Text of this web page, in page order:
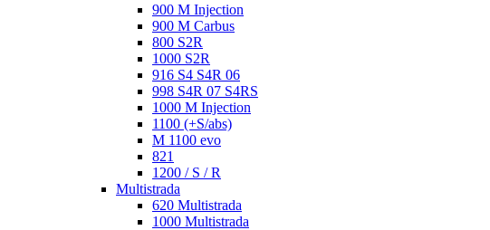
900 M Injection
900 M Carbus
800 S2R
1000 S2R
916 S4 S4R 06
998 S4R 07 S4RS
1000 M Injection
1100 (+S/abs)
M 1100 evo
821
1200 / S / R
Multistrada
620 Multistrada
1000 Multistrada